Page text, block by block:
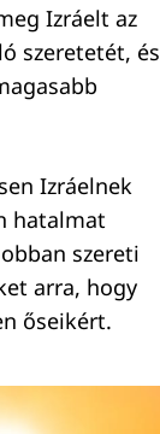
Izráelt az
szeretetét, és
Izráelnek
hatalmat
szereti
arra, hogy
őseikért.